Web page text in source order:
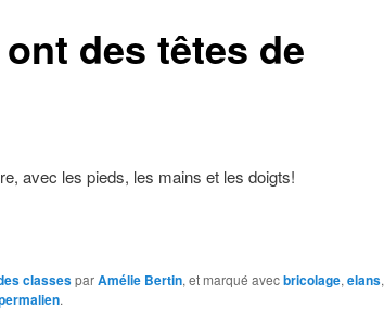
des têtes de
avec les pieds, les mains et les doigts!
classesparAmélie Bertin, et marqué avecbricolage, elans,
.